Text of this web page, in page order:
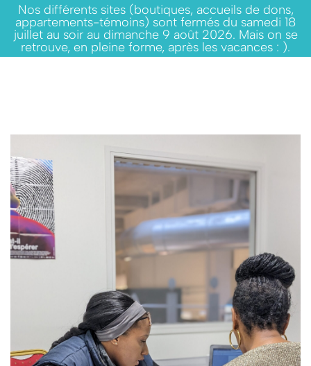
Nos différents sites (boutiques, accueils de dons,
appartements-témoins) sont fermés du samedi 18
juillet au soir au dimanche 9 août 2026. Mais on se
retrouve, en pleine forme, après les vacances : ).